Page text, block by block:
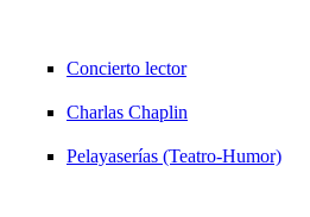
Concierto lector
Charlas Chaplin
Pelayaserías (Teatro-Humor)